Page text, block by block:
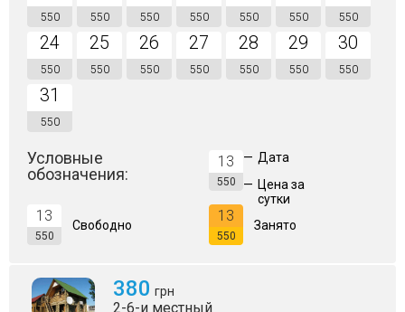
550 550 550 550 550 550 550
24
550
25
550
26
550
27
550
28
550
29
550
30
550
31
550
Условные
обозначения:
13
550
— Дата
— Цена за
сутки
13
550
Свободно
13
550
Занято
380 грн
2-6-и местный